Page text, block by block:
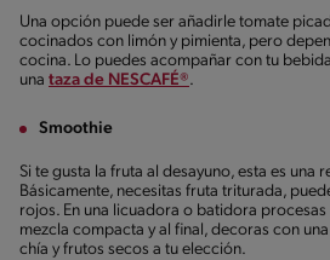
Una opción puede ser añadirle tomate
cocinados con limón y pimienta, pero
cocina. Lo puedes acompañar con tu
una taza de NESCAFÉ®.
Smoothie
Si te gusta la fruta al desayuno, esta es una
Básicamente, necesitas fruta triturada,
rojos. En una licuadora o batidora
mezcla compacta y al final, decoras con
chía y frutos secos a tu elección.